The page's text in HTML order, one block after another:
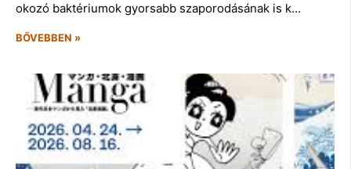
okozó baktériumok gyorsabb szaporodásának is k…
BŐVEBBEN »